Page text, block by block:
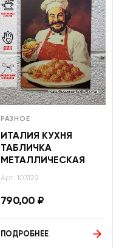
РАЗНОЕ
ИТАЛИЯ КУХНЯ
ТАБЛИЧКА
МЕТАЛЛИЧЕСКАЯ
Арт: 103122
790,00 ₽
ПОДРОБНЕЕ